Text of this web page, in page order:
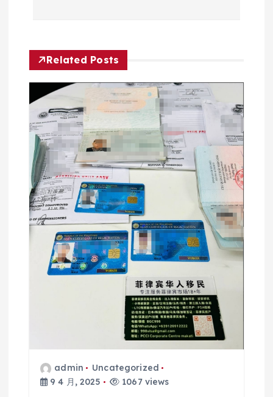
航Related Posts
admin
Uncategorized
9 4 月, 2025
1067 views